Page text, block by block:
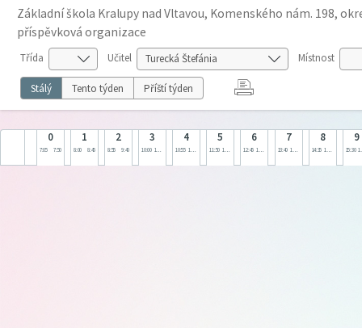
Základní škola Kralupy nad Vltavou, Komenského nám. 198,
příspěvková organizace
Třída Učitel Místnost
Stálý Tento týden Příští týden
0
7:05 7:50
1
8:00 8:45
2
8:55 9:40
3
10:00 10:45
4
10:55 11:40
5
11:50 12:35
6
12:45 13:30
7
13:40 14:25
8
14:35 15:20
9
15:30